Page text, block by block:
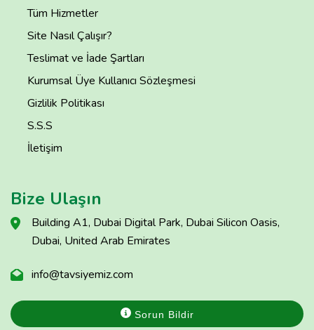
Tüm Hizmetler
Site Nasıl Çalışır?
Teslimat ve İade Şartları
Kurumsal Üye Kullanıcı Sözleşmesi
Gizlilik Politikası
S.S.S
İletişim
Bize Ulaşın
Building A1, Dubai Digital Park, Dubai Silicon Oasis,
Dubai, United Arab Emirates
info@tavsiyemiz.com
Sorun Bildir